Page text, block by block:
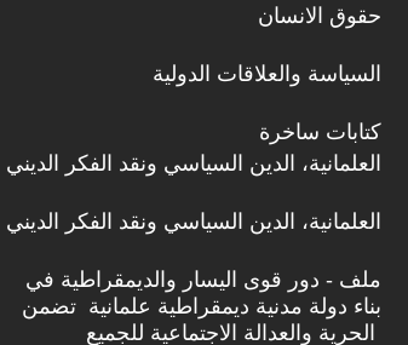
حقوق الانسان
السياسة والعلاقات الدولية
كتابات ساخرة
العلمانية، الدين السياسي ونقد الفكر الديني
العلمانية، الدين السياسي ونقد الفكر الديني
ملف - دور قوى اليسار والديمقراطية في
بناء دولة مدنية ديمقراطية علمانية تضمن